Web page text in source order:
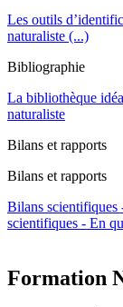
Les outils
naturaliste (...)
Bibliographie
La bibliothèque
naturaliste
Bilans et rapports
Bilans et rapports
Bilans scientifiques
scientifiques - En
Formation